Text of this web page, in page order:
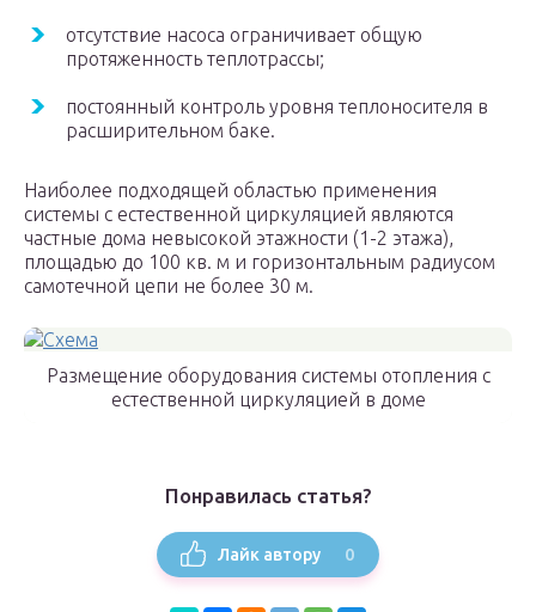
отсутствие насоса ограничивает общую
протяженность теплотрассы;
постоянный контроль уровня теплоносителя в
расширительном баке.
Наиболее подходящей областью применения
системы с естественной циркуляцией являются
частные дома невысокой этажности (1-2 этажа),
площадью до 100 кв. м и горизонтальным радиусом
самотечной цепи не более 30 м.
Размещение оборудования системы отопления с
естественной циркуляцией в доме
Понравилась статья?
Лайк автору 0